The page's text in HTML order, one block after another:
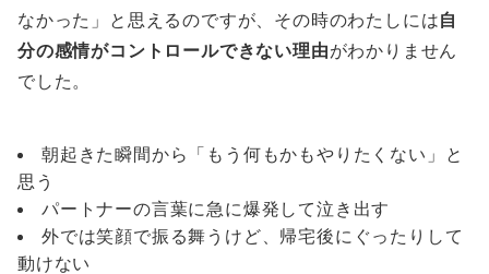
なかった」と思えるのですが、その時のわたしには自
分の感情がコントロールできない理由がわかりません
でした。
朝起きた瞬間から「もう何もかもやりたくない」と
思う
パートナーの言葉に急に爆発して泣き出す
外では笑顔で振る舞うけど、帰宅後にぐったりして
動けない